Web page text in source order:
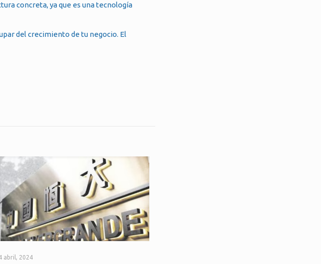
concreta, ya que es una tecnología
del crecimiento de tu negocio. El
abril, 2024